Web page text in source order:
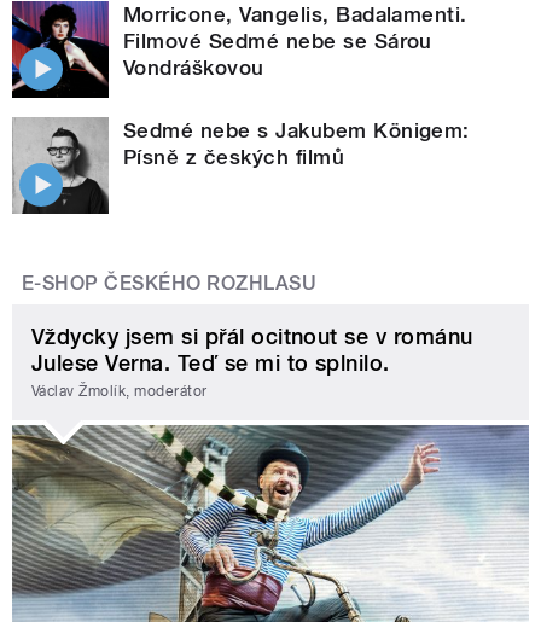
Morricone, Vangelis, Badalamenti.
Filmové Sedmé nebe se Sárou
Vondráškovou
Sedmé nebe s Jakubem Königem:
Písně z českých filmů
E-SHOP ČESKÉHO ROZHLASU
Vždycky jsem si přál ocitnout se v románu
Julese Verna. Teď se mi to splnilo.
Václav Žmolík, moderátor